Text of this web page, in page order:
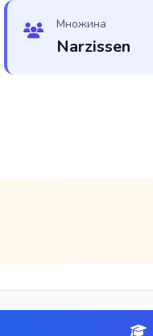
Множина
Narzissen